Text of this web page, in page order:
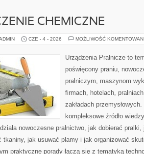
CHEMICZNE
CZE - 4 - 2026 MOŻLIWOŚĆ
Urządzenia Pralnicze to
poświęcony praniu,
pralniczym, maszynom
firmach, hotelach,
zakładach
kompleksowe źródło
nowoczesne pralnictwo, jak dobierać
tkaniny, jak usuwać plamy i jak organizować
praktyczne porady łączą się z tematyką